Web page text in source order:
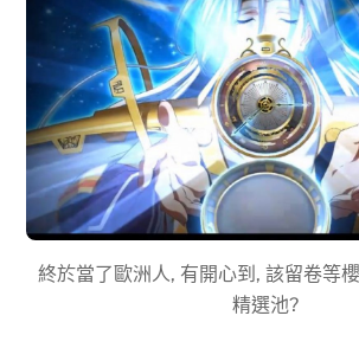
終於當了歐洲人, 有開心到, 該留卷等
精選池?